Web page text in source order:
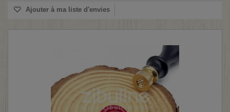
Ajouter à ma liste d'envies